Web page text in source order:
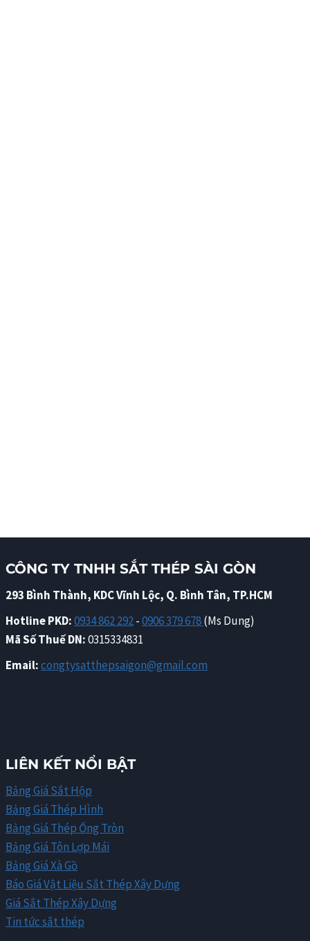
CÔNG TY TNHH SẮT THÉP SÀI GÒN
293 Bình Thành, KDC Vĩnh Lộc, Q. Bình Tân, TP.HCM
Hotline PKD:0934 862 292-0906 379 678(Ms Dung)
Mã Số Thuế DN:0315334831
Email:congtysatthepsaigon@gmail.com
LIÊN KẾT NỔI BẬT
Bảng Giá Sắt Hộp
Bảng Giá Thép Hình
Bảng Giá Thép Ống Tròn
Bảng Giá Tôn Lợp Mái
Bảng Giá Xà Gồ
Báo Giá Vật Liệu Sắt Thép Xây Dựng
Giá Sắt Thép Xây Dựng
Tin tức sắt thép